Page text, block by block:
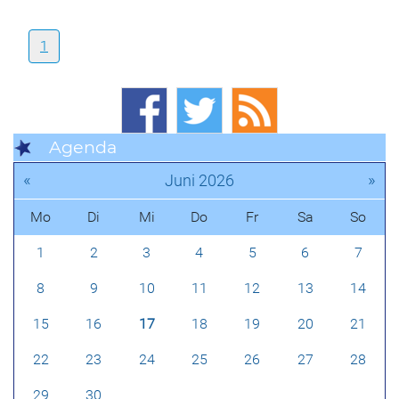
1
Agenda
« Juni 2026 »
Mo Di Mi Do Fr Sa So
1 2 3 4 5 6 7
8 9 10 11 12 13 14
15 16 17 18 19 20 21
22 23 24 25 26 27 28
29 30